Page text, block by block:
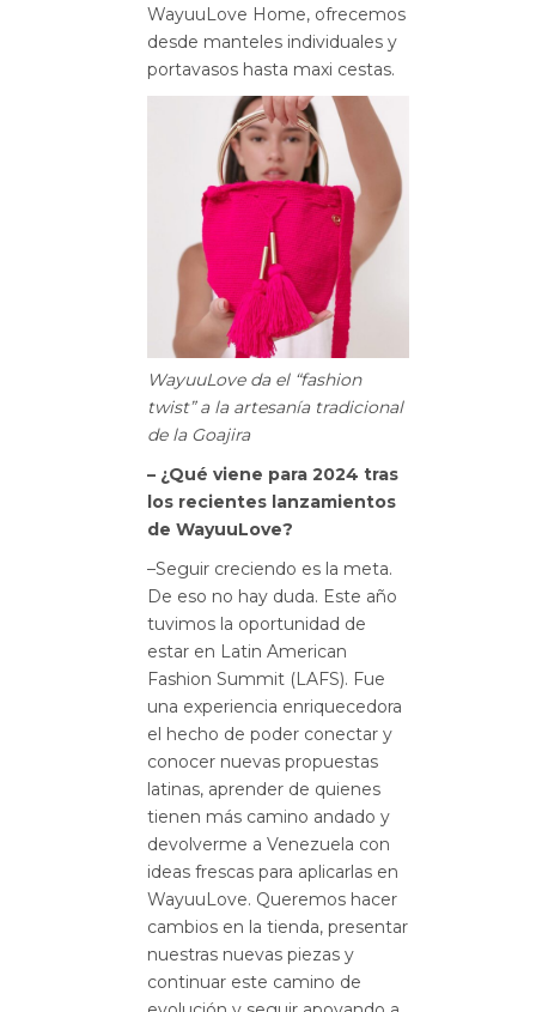
WayuuLove Home, ofrecemos
desde manteles individuales y
portavasos hasta maxi cestas.
WayuuLove da el “fashion
twist” a la artesanía tradicional
de la Goajira
– ¿Qué viene para 2024 tras
los recientes lanzamientos
de WayuuLove?
–Seguir creciendo es la meta.
De eso no hay duda. Este año
tuvimos la oportunidad de
estar en Latin American
Fashion Summit (LAFS). Fue
una experiencia enriquecedora
el hecho de poder conectar y
conocer nuevas propuestas
latinas, aprender de quienes
tienen más camino andado y
devolverme a Venezuela con
ideas frescas para aplicarlas en
WayuuLove. Queremos hacer
cambios en la tienda, presentar
nuestras nuevas piezas y
continuar este camino de